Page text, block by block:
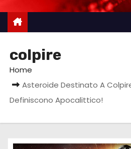
colpire
Home
Asteroide Destinato A
Definiscono Apocalittico!